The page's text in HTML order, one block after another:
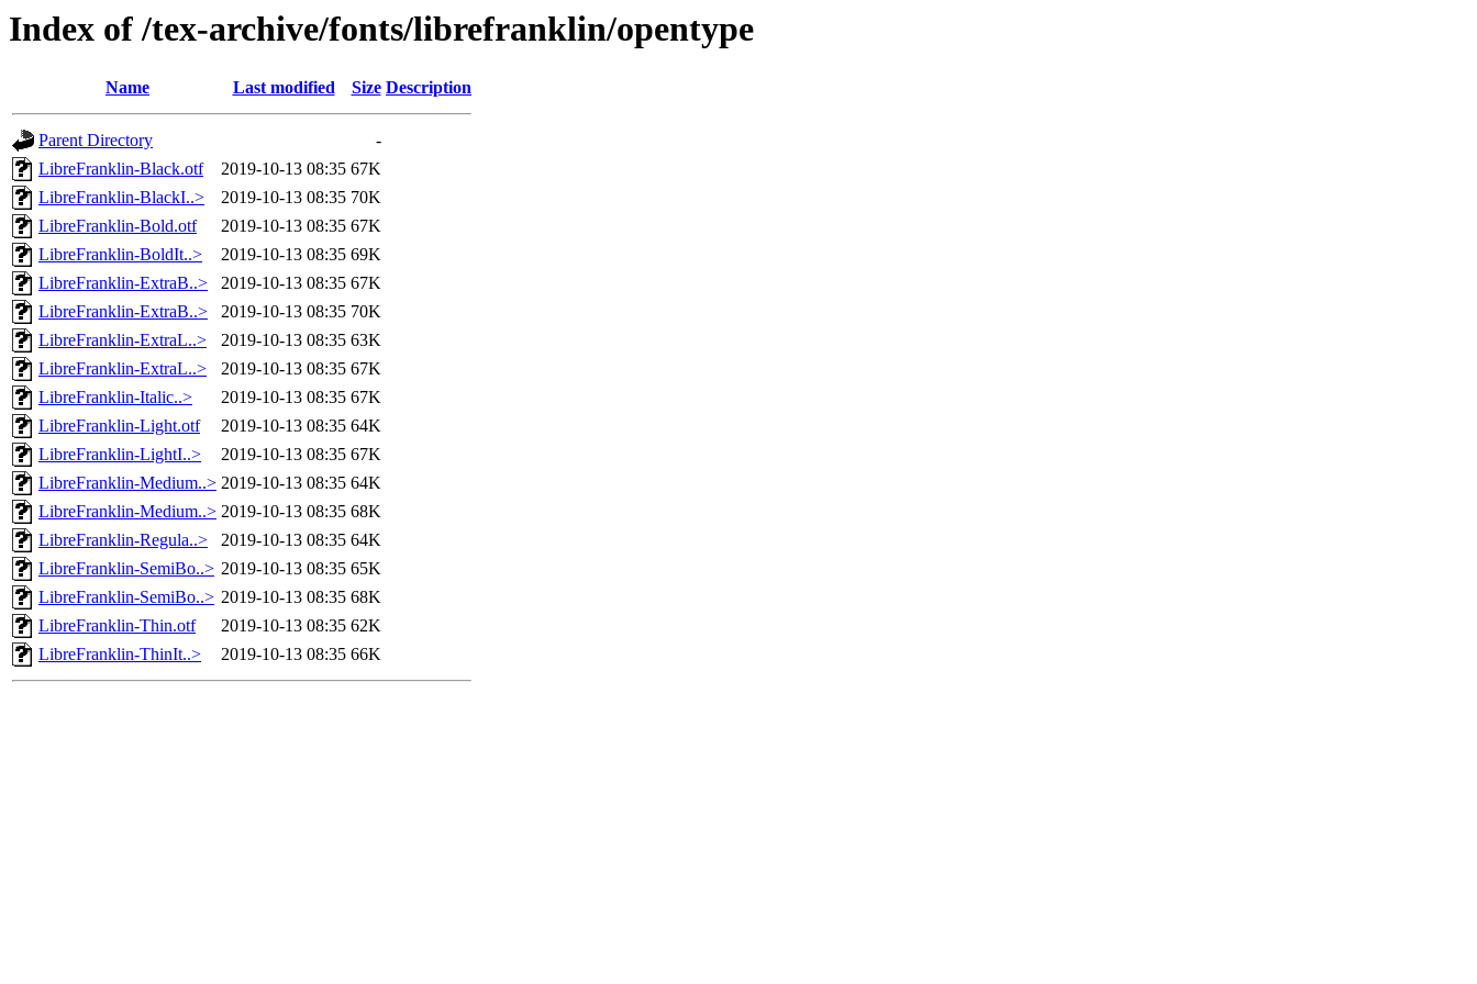
Index of /tex-archive/fonts/librefranklin/opentype
Name Last modified Size Description
Parent Directory
-
LibreFranklin-Black.otf
2019-10-13 08:35 67K
LibreFranklin-BlackI..>
2019-10-13 08:35 70K
LibreFranklin-Bold.otf
2019-10-13 08:35 67K
LibreFranklin-BoldIt..>
2019-10-13 08:35 69K
LibreFranklin-ExtraB..>
2019-10-13 08:35 67K
LibreFranklin-ExtraB..>
2019-10-13 08:35 70K
LibreFranklin-ExtraL..>
2019-10-13 08:35 63K
LibreFranklin-ExtraL..>
2019-10-13 08:35 67K
LibreFranklin-Italic..>
2019-10-13 08:35 67K
LibreFranklin-Light.otf
2019-10-13 08:35 64K
LibreFranklin-LightI..>
2019-10-13 08:35 67K
LibreFranklin-Medium..> 2019-10-13 08:35 64K
LibreFranklin-Medium..> 2019-10-13 08:35 68K
LibreFranklin-Regula..>
2019-10-13 08:35 64K
LibreFranklin-SemiBo..> 2019-10-13 08:35 65K
LibreFranklin-SemiBo..> 2019-10-13 08:35 68K
LibreFranklin-Thin.otf
2019-10-13 08:35 62K
LibreFranklin-ThinIt..>
2019-10-13 08:35 66K